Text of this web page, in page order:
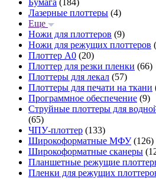
Бумага (184)
Лазерные плоттеры (4)
Еще
Ножи для плоттеров (9)
Ножи для режущих плоттеров
Плоттер А0 (20)
Плоттер для резки пленки (66)
Плоттеры для лекал (57)
Плоттеры для печати на ткани
Программное обеспечение (9)
Струйные плоттеры для
(65)
ЧПУ-плоттер (133)
Широкоформатные МФУ(126)
Широкоформатные сканеры
Планшетные режущие
Пленки для режущих